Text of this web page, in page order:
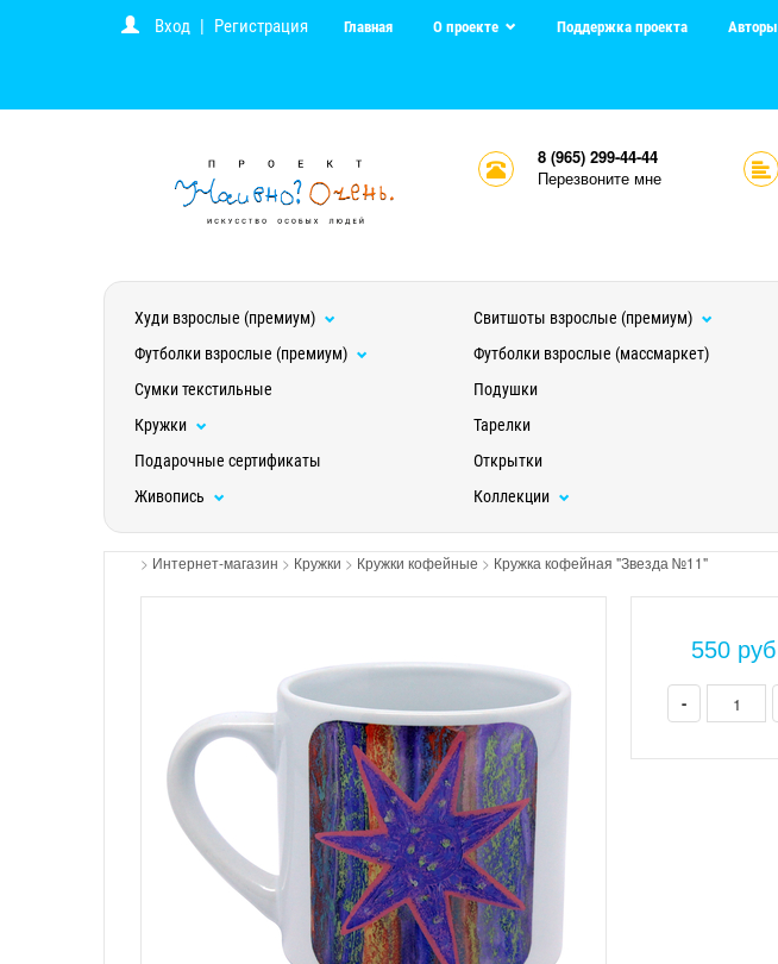
Вход | Регистрация Главная О проекте Поддержка проекта Авторы
8 (965) 299-44-44
Перезвоните мне
Худи взрослые (премиум) Свитшоты взрослые (премиум)
Футболки взрослые (премиум)
Футболки взрослые (массмаркет)
Сумки текстильные
Подушки
Кружки
Тарелки
Подарочные сертификаты
Открытки
Живопись
Коллекции
> Интернет-магазин > Кружки > Кружки кофейные > Кружка кофейная "Звезда №11"
550 руб
-